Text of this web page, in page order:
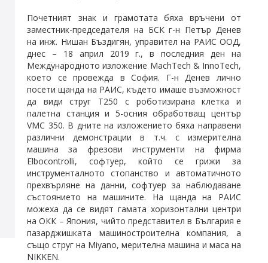
Почетният знак и грамотата бяха връчени от
заместник-председателя на БСК г-н Петър Денев
на инж. Нишан Бъздигян, управител на РАИС ООД,
днес – 18 април 2019 г., в последния ден на
Международното изложение MachTech & InnoTech,
което се провежда в София. Г-н Денев лично
посети щанда на РАИС, където имаше възможност
да види струг Т250 с роботизирана клетка и
палетна станция и 5-осния обработващ център
VMC 350. В дните на изложението бяха направени
различни демонстрации в т.ч. с измерителна
машина за фрезови инструменти на фирма
Elbocontrolli, софтуер, който се грижи за
инструменталното стопанство и автоматичното
прехвърляне на данни, софтуер за наблюдаване
състоянието на машините. На щанда на РАИС
можеха да се видят гамата хоризонтални центри
на ОКК – Япония, чийто представител в България е
пазарджишката машиностроителна компания, а
също струг на Miyano, мерителна машина и маса на
NIKKEN.